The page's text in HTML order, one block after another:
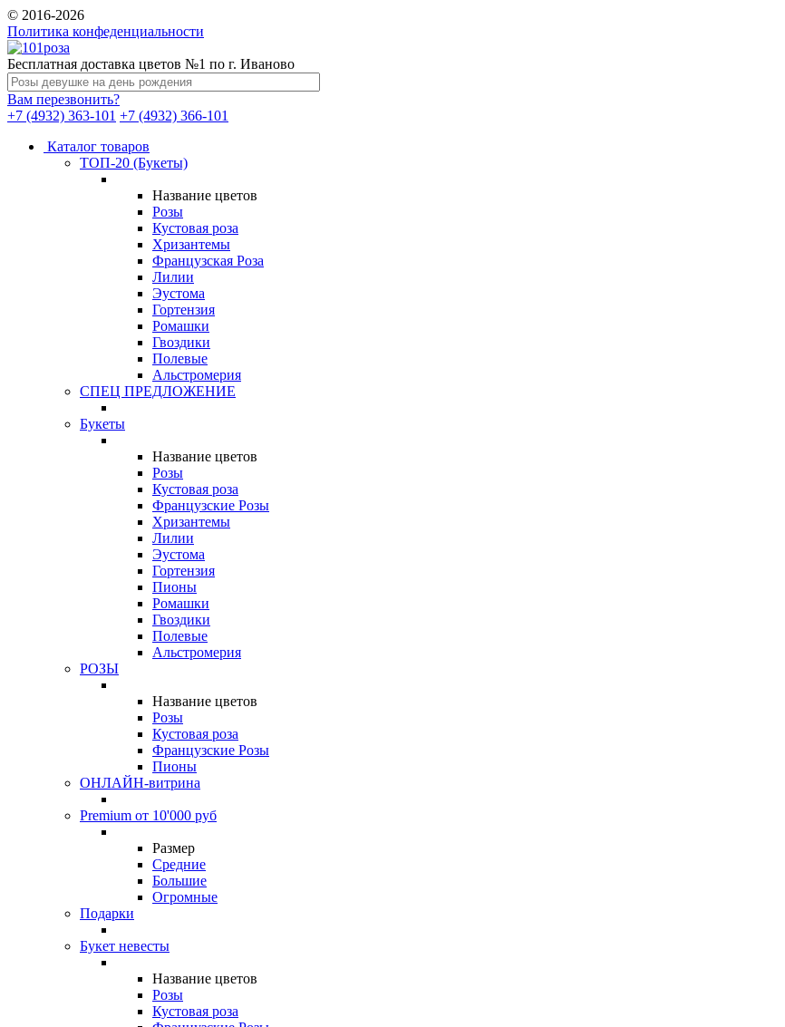
© 2016-2026
Политика конфеденциальности
Бесплатная доставка цветов №1 по г. Иваново
Вам перезвонить?
+7 (4932) 363-101 +7 (4932) 366-101
Каталог товаров
ТОП-20 (Букеты)
Название цветов
Розы
Кустовая роза
Хризантемы
Французская Роза
Лилии
Эустома
Гортензия
Ромашки
Гвоздики
Полевые
Альстромерия
СПЕЦ ПРЕДЛОЖЕНИЕ
Букеты
Название цветов
Розы
Кустовая роза
Французские Розы
Хризантемы
Лилии
Эустома
Гортензия
Пионы
Ромашки
Гвоздики
Полевые
Альстромерия
РОЗЫ
Название цветов
Розы
Кустовая роза
Французские Розы
Пионы
ОНЛАЙН-витрина
Premium от 10'000 руб
Размер
Средние
Большие
Огромные
Подарки
Букет невесты
Название цветов
Розы
Кустовая роза